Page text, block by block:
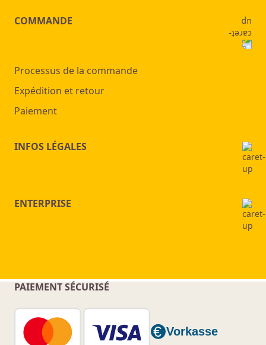
COMMANDE
Processus de la commande
Expédition et retour
Paiement
INFOS LÉGALES
ENTERPRISE
PAIEMENT SÉCURISÉ